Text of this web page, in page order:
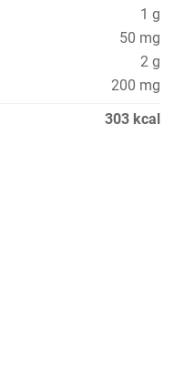
1 g
50 mg
2 g
200 mg
303 kcal